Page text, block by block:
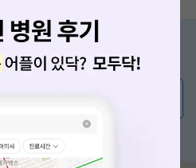
한 점이 있나요?
접 답해드려요!
에 다양한 게시글 보러가기